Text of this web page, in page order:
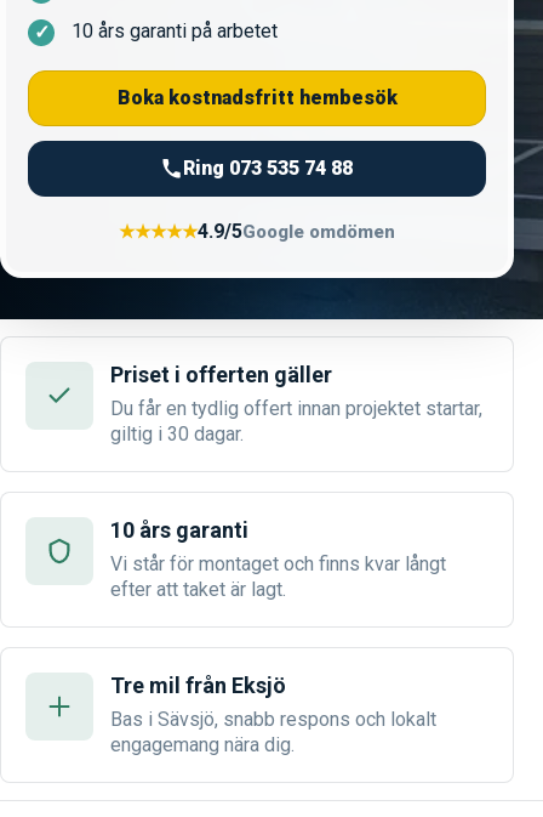
10 års garanti på arbetet
Boka kostnadsfritt hembesök
Ring 073 535 74 88
★★★★★4.9/5Google omdömen
Priset i offerten gäller
Du får en tydlig offert innan projektet startar,
giltig i 30 dagar.
10 års garanti
Vi står för montaget och finns kvar långt
efter att taket är lagt.
Tre mil från Eksjö
Bas i Sävsjö, snabb respons och lokalt
engagemang nära dig.